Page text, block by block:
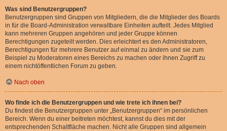
Was sind Benutzergruppen?
Benutzergruppen sind Gruppen von Mitgliedern, die die Mitglieder des Boards
in für die Board-Administration verwaltbare Einheiten aufteilt. Jedes Mitglied
kann mehreren Gruppen angehören und jeder Gruppe können
Berechtigungen zugeteilt werden. Dies erleichtert es den Administratoren,
Berechtigungen für mehrere Benutzer auf einmal zu ändern und sie zum
Beispiel zu Moderatoren eines Bereichs zu machen oder ihnen Zugriff zu
einem nichtöffentlichen Forum zu geben.
Nach oben
Wo finde ich die Benutzergruppen und wie trete ich ihnen bei?
Du findest die Benutzergruppen unter „Benutzergruppen“ im persönlichen
Bereich. Wenn du einer beitreten möchtest, kannst du dies mit der
entsprechenden Schaltfläche machen. Nicht alle Gruppen sind allgemein